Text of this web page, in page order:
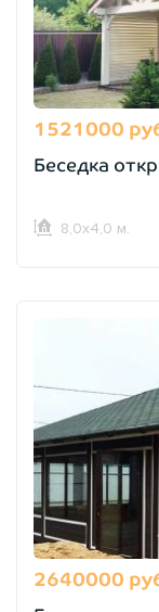
1521000
Беседка
8,0х4,0 м.
2640000